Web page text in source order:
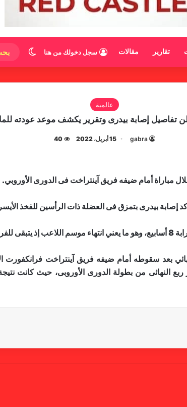
تقارير مقالات سجل دخولك من هنا الوضع
عالمية
تفاصيل إصابة بيدرى وتقرير يكشف موعد عودته
gabra 15 أبريل، 2022 40
مباراة أمام ضيفه فريق آينتراخت فى الدورى الأوروبي.
بيدرى بتمزق فى العضلة ذات الرأسين للفخذ
النهائى من بطولة الدورى الأوروبى، حيث كانت